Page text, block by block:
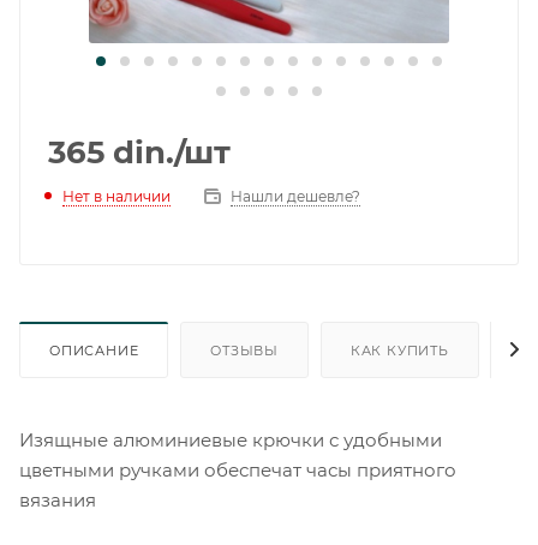
365 din./шт
Нет в наличии Нашли дешевле?
ОПИСАНИЕ ОТЗЫВЫ КАК КУПИТЬ
Изящные алюминиевые крючки с удобными
цветными ручками обеспечат часы приятного
вязания